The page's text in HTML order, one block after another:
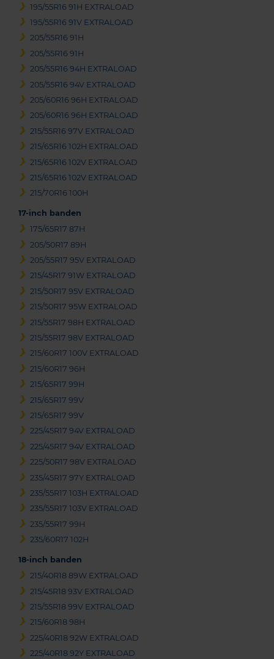
195/55R16 91H EXTRALOAD
195/55R16 91V EXTRALOAD
205/55R16 91H
205/55R16 91H
205/55R16 94H EXTRALOAD
205/55R16 94V EXTRALOAD
205/60R16 96H EXTRALOAD
205/60R16 96H EXTRALOAD
215/55R16 97V EXTRALOAD
215/65R16 102H EXTRALOAD
215/65R16 102V EXTRALOAD
215/65R16 102V EXTRALOAD
215/70R16 100H
17-inch banden
175/65R17 87H
205/50R17 89H
205/55R17 95V EXTRALOAD
215/45R17 91W EXTRALOAD
215/50R17 95V EXTRALOAD
215/50R17 95W EXTRALOAD
215/55R17 98H EXTRALOAD
215/55R17 98V EXTRALOAD
215/60R17 100V EXTRALOAD
215/60R17 96H
215/65R17 99H
215/65R17 99V
215/65R17 99V
225/45R17 94V EXTRALOAD
225/45R17 94V EXTRALOAD
225/50R17 98V EXTRALOAD
235/45R17 97Y EXTRALOAD
235/55R17 103H EXTRALOAD
235/55R17 103V EXTRALOAD
235/55R17 99H
235/60R17 102H
18-inch banden
215/40R18 89W EXTRALOAD
215/45R18 93V EXTRALOAD
215/55R18 99V EXTRALOAD
215/60R18 98H
225/40R18 92W EXTRALOAD
225/40R18 92Y EXTRALOAD